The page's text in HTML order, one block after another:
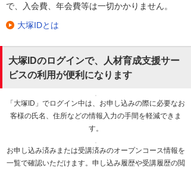
で、入会費、年会費等は一切かかりません。
大塚IDとは
大塚IDのログインで、人材育成支援サー
ビスの利用が便利になります
「大塚ID」でログイン中は、お申し込みの際に必要なお
客様の氏名、住所などの情報入力の手間を軽減できま
す。
お申し込み済みまたは受講済みのオープンコース情報を
一覧で確認いただけます。申し込み履歴や受講履歴の閲